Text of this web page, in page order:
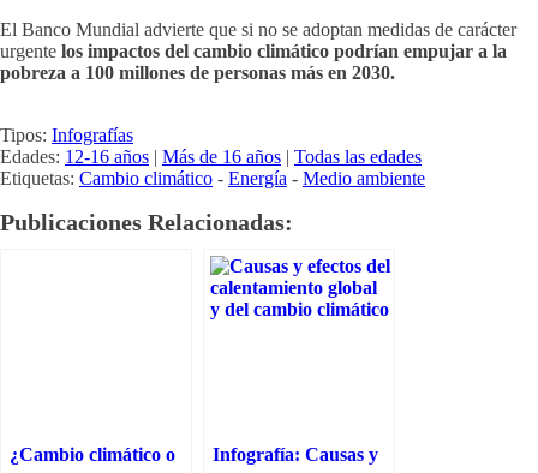
El Banco Mundial advierte que si no se adoptan medidas de carácter
urgente los impactos del cambio climático podrían empujar a la
pobreza a 100 millones de personas más en 2030.
Tipos: Infografías
Edades: 12-16 años | Más de 16 años | Todas las edades
Etiquetas: Cambio climático - Energía - Medio ambiente
Publicaciones Relacionadas:
¿Cambio climático o
Infografía: Causas y